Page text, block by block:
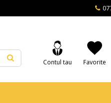
Favorite
Contul tau